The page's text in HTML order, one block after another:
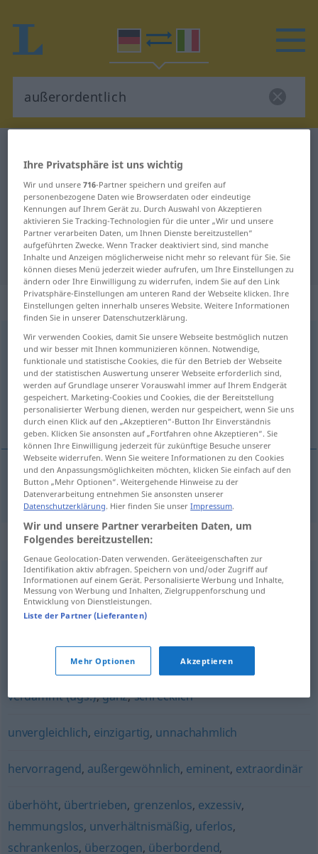
Deutsch-Italienisch Übersetzung
für "außerordentlich"
"außerordentlich" Italienisch
Übersetzung
„außerordentlich“: Adjektiv
außerordentlichadj
Übersicht aller Übersetzungen
(Für mehr Details die Übersetzung anklicken/antippen)
straordinario
straordinario außerordentlich
Synonyme für "außerordentlich"
bitter(-) (nur in speziellen Kontexten),hoffnungslos
,
furchtbar (ugs.),sündhaft,
fürchterlich,extrem,mächtig,außergewöhnlich
verdammt (ugs.),ganz,schrecklich
unvergleichlich, einzigartig, unnachahmlich
hervorragend, außergewöhnlich, eminent, extraordinär
überhöht, übertrieben, grenzenlos, exzessiv,
hemmungslos, unverhältnismäßig, uferlos,
schrankenlos, überzogen, überbordend,
Ihre Privatsphäre ist uns wichtig
Wir und unsere716-Partner speichern und greifen auf
personenbezogene Daten wie Browserdaten oder eindeutige
Kennungen auf Ihrem Gerät zu. Durch Auswahl von Akzeptieren
aktivieren Sie Tracking-Technologien für die unter „Wir und unsere
Partner verarbeiten Daten, um Ihnen Dienste bereitzustellen“
aufgeführten Zwecke. Wenn Tracker deaktiviert sind, sind manche
Inhalte und Anzeigen möglicherweise nicht mehr so relevant für Sie. Sie
können dieses Menü jederzeit wieder aufrufen, um Ihre Einstellungen zu
ändern oder Ihre Einwilligung zu widerrufen, indem Sie auf den Link
Privatsphäre-Einstellungen am unteren Rand der Webseite klicken. Ihre
Einstellungen gelten innerhalb unseres Website. Weitere Informationen
finden Sie in unserer Datenschutzerklärung.
Wir verwenden Cookies, damit Sie unsere Webseite bestmöglich nutzen
und wir besser mit Ihnen kommunizieren können. Notwendige,
funktionale und statistische Cookies, die für den Betrieb der Webseite
und der statistischen Auswertung unserer Webseite erforderlich sind,
werden auf Grundlage unserer Vorauswahl immer auf Ihrem Endgerät
gespeichert. Marketing-Cookies und Cookies, die der Bereitstellung
personalisierter Werbung dienen, werden nur gespeichert, wenn Sie uns
durch einen Klick auf den „Akzeptieren“-Button Ihr Einverständnis
geben. Klicken Sie ansonsten auf „Fortfahren ohne Akzeptieren“. Sie
können Ihre Einwilligung jederzeit für zukünftige Besuche unserer
Webseite widerrufen. Wenn Sie weitere Informationen zu den Cookies
und den Anpassungsmöglichkeiten möchten, klicken Sie einfach auf den
Button „Mehr Optionen“. Weitergehende Hinweise zu der
Datenverarbeitung entnehmen Sie ansonsten unserer
Datenschutzerklärung. Hier finden Sie unserImpressum.
Wir und unsere Partner verarbeiten Daten, um
Folgendes bereitzustellen:
Genaue Geolocation-Daten verwenden. Geräteeigenschaften zur
Identifikation aktiv abfragen. Speichern von und/oder Zugriff auf
Informationen auf einem Gerät. Personalisierte Werbung und Inhalte,
Messung von Werbung und Inhalten, Zielgruppenforschung und
Entwicklung von Dienstleistungen.
Liste der Partner (Lieferanten)
Mehr Optionen Akzeptieren